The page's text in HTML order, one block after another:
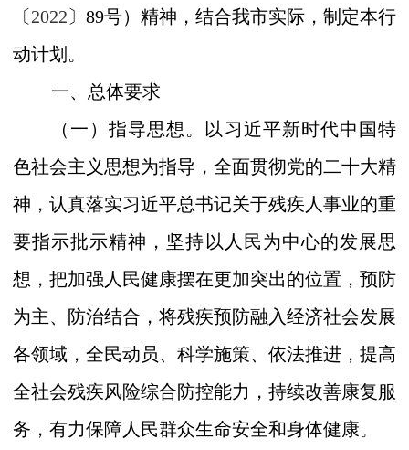
〔2022〕 89号） 精神，结合我市实际，制定本行
动计划。
一、总体要求
（一）指导思想。
以习近平新时代中国特
色社会主义思想为指导，全面贯彻党的二十大精
神，认真落实习近平总书记关于残疾人事业的重
要指示批示精神，坚持以人民为中心的发展思
想，把加强人民健康摆在更加突出的位置，预防
为主、 防治结合，将残疾预防融入经济社会发展
各领域，全民动员、科学施策、依法推进，提高
全社会残疾风险综合防控能力，持续改善康复服
务，有力保障人民群众生命安全和身体健康。